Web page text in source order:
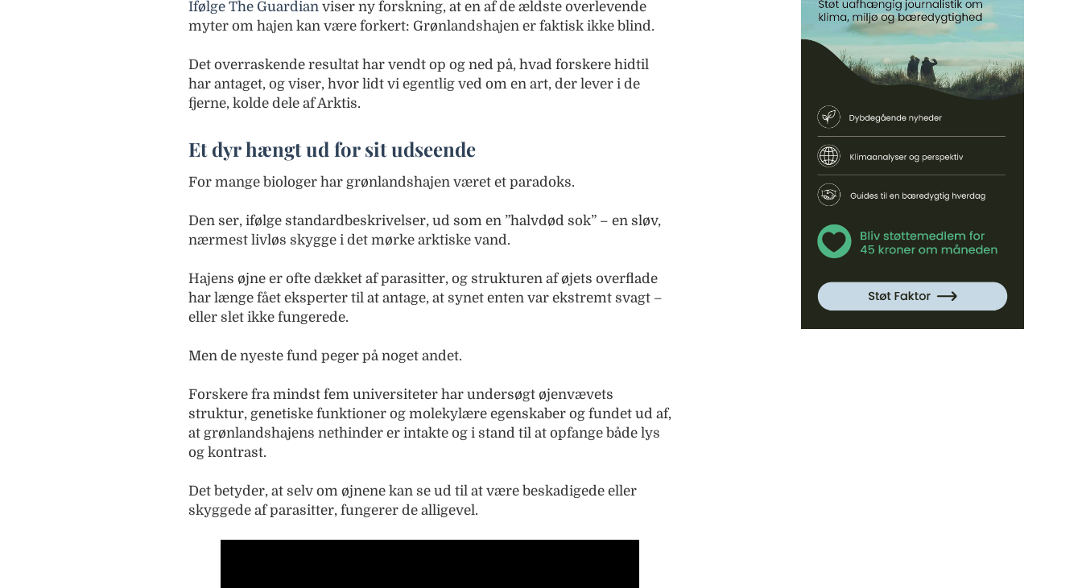
Ifølge The Guardianviser ny forskning, at en af de ældste overlevende
myter om hajen kan være forkert: Grønlandshajen er faktisk ikke blind.
Det overraskende resultat har vendt op og ned på, hvad forskere hidtil
har antaget, og viser, hvor lidt vi egentlig ved om en art, der lever i de
fjerne, kolde dele af Arktis.
Et dyr hængt ud for sit udseende
For mange biologer har grønlandshajen været et paradoks.
Den ser, ifølge standardbeskrivelser, ud som en ”halvdød sok” – en sløv,
nærmest livløs skygge i det mørke arktiske vand.
Hajens øjne er ofte dækket af parasitter, og strukturen af øjets overflade
har længe fået eksperter til at antage, at synet enten var ekstremt svagt –
eller slet ikke fungerede.
Men de nyeste fund peger på noget andet.
Forskere fra mindst fem universiteter har undersøgt øjenvævets
struktur, genetiske funktioner og molekylære egenskaber og fundet ud af,
at grønlandshajens nethinder er intakte og i stand til at opfange både lys
og kontrast.
Det betyder, at selv om øjnene kan se ud til at være beskadigede eller
skyggede af parasitter, fungerer de alligevel.